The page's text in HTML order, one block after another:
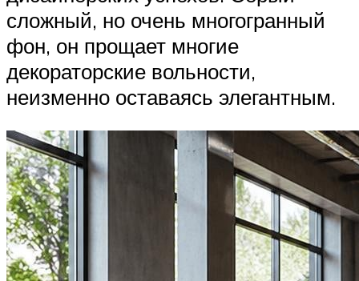
сложный, но очень многогранный
фон, он прощает многие
декораторские вольности,
неизменно оставаясь элегантным.